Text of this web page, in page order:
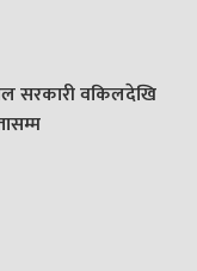
सरकारी वकिलदेखि